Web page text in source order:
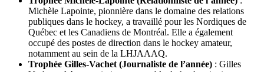
Michèle Lapointe, pionnière dans le domaine des relations
publiques dans le hockey, a travaillé pour les Nordiques de
Québec et les Canadiens de Montréal. Elle a également
occupé des postes de direction dans le hockey amateur,
notamment au sein de la LHJAAAQ.
Trophée Gilles-Vachet (Journaliste de l’année) : Gilles